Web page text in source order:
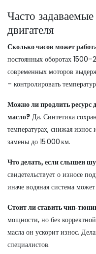
Часто
двигателя
Сколько часов может
постоянных оборотах
современных моторов
– контролировать
Можно ли продлить ресурс
масло? Да. Синтетика
температурах, снижая износ
замены до 15 000 км.
Что делать, если слышен
свидетельствует о износе
иначе водяная система
Стоит ли ставить
мощности, но без
масла он ускорит износ.
специалистов.